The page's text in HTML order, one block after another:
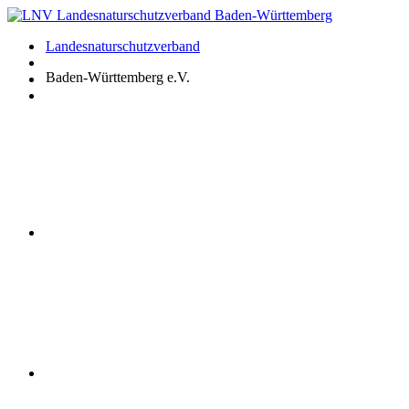
Zum
springenLandesnaturschutzverband
Baden-Württemberg e.V.